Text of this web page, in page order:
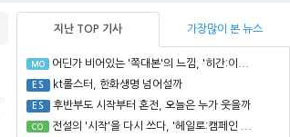
지난 TOP 기사 가장많이 본 뉴스
MO 어딘가 비어있는 '쪽대본'의 느낌, '히간:이...
ES kt롤스터, 한화생명 넘어설까
ES 후반부도 시작부터 혼전, 오늘은 누가 웃을까
CO 전설의 '시작'을 다시 쓰다, '헤일로:캠페인 ...